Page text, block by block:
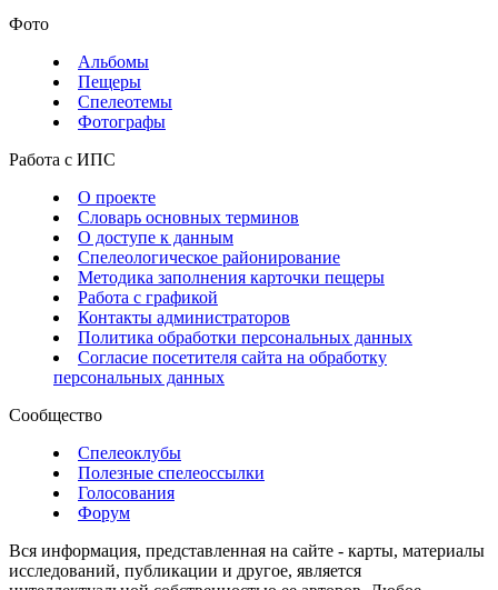
Фото
Альбомы
Пещеры
Спелеотемы
Фотографы
Работа с ИПС
О проекте
Словарь основных терминов
О доступе к данным
Спелеологическое районирование
Методика заполнения карточки пещеры
Работа с графикой
Контакты администраторов
Политика обработки персональных данных
Согласие посетителя сайта на обработку
персональных данных
Сообщество
Спелеоклубы
Полезные спелеоссылки
Голосования
Форум
Вся информация, представленная на сайте - карты, материалы
исследований, публикации и другое, является